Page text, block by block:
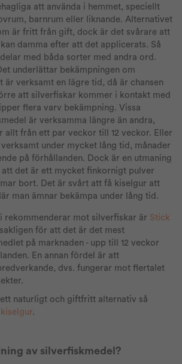
att använda i hemmet, speciellt
barnrum eller liknande. Alternativet
är fritt från gift, dock är det svårare att
damma efter att det applicerats. Så
med båda sorter med andra ord.
underlättar bekämpningen om
är verksamt en lägre tid, då är chansen
att silverfiskar kommer i kontakt med
flera varv bekämpning. Vissa
är verksamma längre än andra,
allt från ett par veckor till 12 veckor. Eller
under mycket lång tid, månader
på förhållanden. Dock är en utmaning
att det är ett mycket finkornigt pulver
bort. Det är svårt att få kiselgur att
man ämnar bekämpa under lång tid.
rekommenderar mot silverfiskar är Stick
för att det är det mest
på marknaden - upp till 12 veckor
En annan fördel är att
dvs. fungerar mot flertalet
naturligt och giftfritt alternativ så
kiselgur.
av silverfiskmedel?